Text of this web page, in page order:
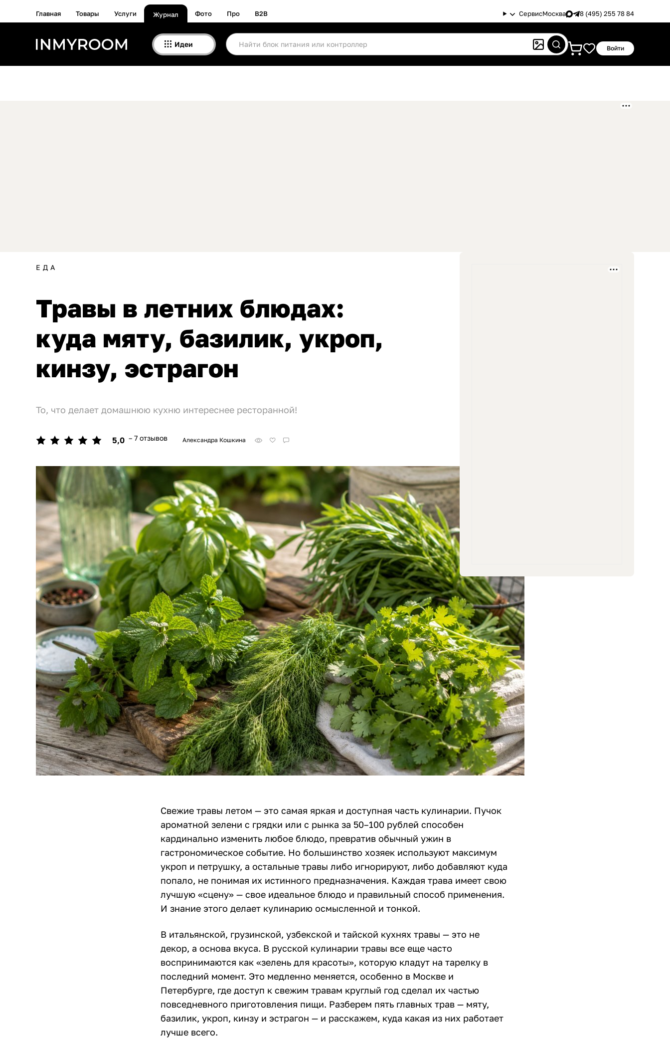
Главная Товары Услуги Журнал Фото Про B2B СервисМосква 8 (495) 255 78 84
Идеи Войти
ЕДА
Травы в летних блюдах:
куда мяту, базилик, укроп,
кинзу, эстрагон
То, что делает домашнюю кухню интереснее ресторанной!
5,0 – 7 отзывов Александра Кошкина
Свежие травы летом — это самая яркая и доступная часть кулинарии. Пучок
ароматной зелени с грядки или с рынка за 50–100 рублей способен
кардинально изменить любое блюдо, превратив обычный ужин в
гастрономическое событие. Но большинство хозяек используют максимум
укроп и петрушку, а остальные травы либо игнорируют, либо добавляют куда
попало, не понимая их истинного предназначения. Каждая трава имеет свою
лучшую «сцену» — свое идеальное блюдо и правильный способ применения.
И знание этого делает кулинарию осмысленной и тонкой.
В итальянской, грузинской, узбекской и тайской кухнях травы — это не
декор, а основа вкуса. В русской кулинарии травы все еще часто
воспринимаются как «зелень для красоты», которую кладут на тарелку в
последний момент. Это медленно меняется, особенно в Москве и
Петербурге, где доступ к свежим травам круглый год сделал их частью
повседневного приготовления пищи. Разберем пять главных трав — мяту,
базилик, укроп, кинзу и эстрагон — и расскажем, куда какая из них работает
лучше всего.